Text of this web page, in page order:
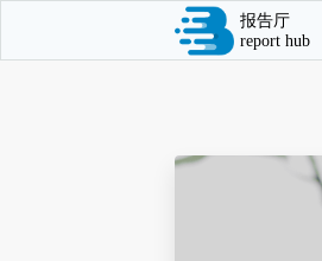
报告厅
report hub